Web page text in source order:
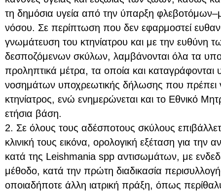
τη δημόσια υγεία από την ύπαρξη
νόσου. Σε περίπτωση που δεν εφαρμοστεί
γνωμάτευση του κτηνίατρου και με την ευθύνη
δεσποζόμενων σκύλων, λαμβάνονται όλα τα
προληπτικά μέτρα, τα οποία και καταγράφονται
νοσημάτων υποχρεωτικής δήλωσης που πρέπει
κτηνίατρος, ενώ ενημερώνεται και το Εθνικό
ετήσια βάση.
2. Σε όλους τους αδέσποτους σκύλους
κλινική τους εικόνα, ορολογική εξέταση για την
κατά της Leishmania spp αντισωμάτων, με
μέθοδο, κατά την πρώτη διαδικασία
οποιαδήποτε άλλη ιατρική πράξη, όπως